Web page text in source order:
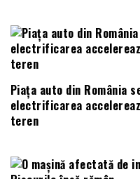
Piața auto din România
electrificarea
teren